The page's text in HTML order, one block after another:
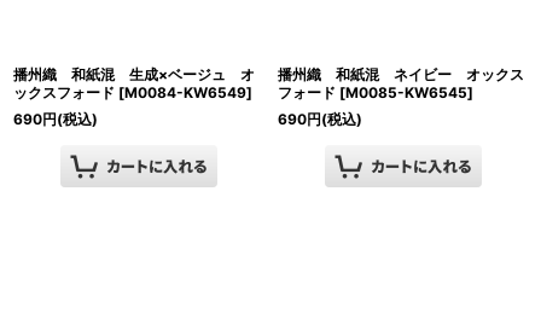
播州織 和紙混 生成×ベージュ オ
ックスフォード [M0084-KW6549]
690円(税込)
播州織 和紙混 ネイビー オックス
フォード [M0085-KW6545]
690円(税込)